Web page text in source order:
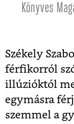
Könyves
Székely
férfikorról
illúzióktól
egymásra
szemmel a